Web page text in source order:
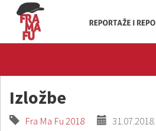
Izložbe
Fra Ma Fu 2018 31.07.2018.